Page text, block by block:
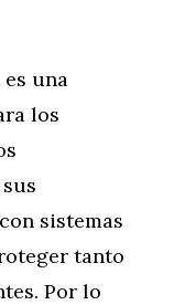
una
los
sistemas
tanto
Por lo